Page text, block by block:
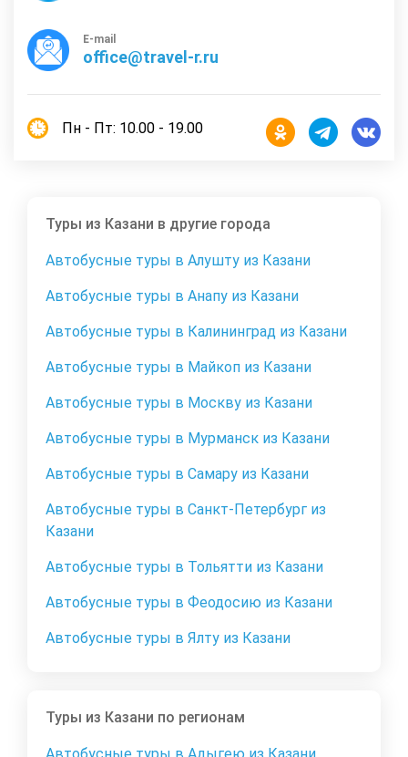
E-mail
office@travel-r.ru
Пн - Пт: 10.00 - 19.00
Туры из Казани в другие города
Автобусные туры в Алушту из Казани
Автобусные туры в Анапу из Казани
Автобусные туры в Калининград из Казани
Автобусные туры в Майкоп из Казани
Автобусные туры в Москву из Казани
Автобусные туры в Мурманск из Казани
Автобусные туры в Самару из Казани
Автобусные туры в Санкт-Петербург из
Казани
Автобусные туры в Тольятти из Казани
Автобусные туры в Феодосию из Казани
Автобусные туры в Ялту из Казани
Туры из Казани по регионам
Автобусные туры в Адыгею из Казани